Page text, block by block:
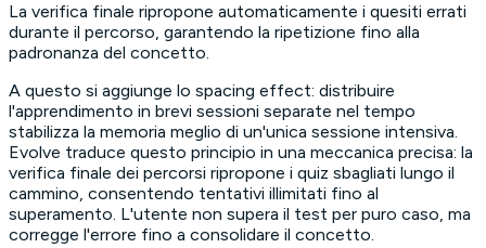
La verifica finale ripropone automaticamente i quesiti errati
durante il percorso, garantendo la ripetizione fino alla
padronanza del concetto.
A questo si aggiunge lo spacing effect: distribuire
l'apprendimento in brevi sessioni separate nel tempo
stabilizza la memoria meglio di un'unica sessione intensiva.
Evolve traduce questo principio in una meccanica precisa: la
verifica finale dei percorsi ripropone i quiz sbagliati lungo il
cammino, consentendo tentativi illimitati fino al
superamento. L'utente non supera il test per puro caso, ma
corregge l'errore fino a consolidare il concetto.